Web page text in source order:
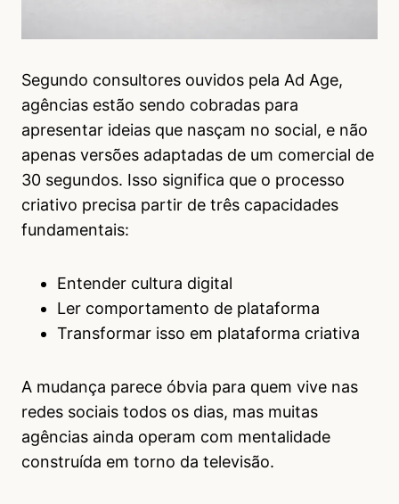
Segundo consultores ouvidos pela Ad Age,
agências estão sendo cobradas para
apresentar ideias que nasçam no social, e não
apenas versões adaptadas de um comercial de
30 segundos. Isso significa que o processo
criativo precisa partir de três capacidades
fundamentais:
Entender cultura digital
Ler comportamento de plataforma
Transformar isso em plataforma criativa
A mudança parece óbvia para quem vive nas
redes sociais todos os dias, mas muitas
agências ainda operam com mentalidade
construída em torno da televisão.